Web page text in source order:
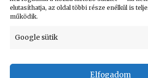
elutasíthatja, az oldal többi része enélkül is
működik.
Google sütik
Elfogadom
19:06